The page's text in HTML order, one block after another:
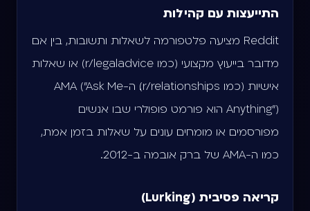
התייעצות עם קהילות
Reddit מציעה פלטפורמה לשאלות ותשובות, בין אם
מדובר בייעוץ מקצועי (כמו r/legaladvice) או שאלות
אישיות (כמו r/relationships). ה-AMA ("Ask Me
Anything") הוא פורמט פופולרי שבו אנשים
מפורסמים או מומחים עונים על שאלות בזמן אמת,
כמו ה-AMA של ברק אובמה ב-2012.
קריאה פסיבית (Lurking)